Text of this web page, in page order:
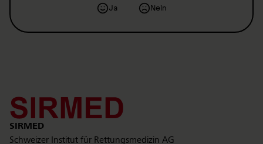
Ja Nein
Kontakt
SIRMED
Schweizer Institut für Rettungsmedizin AG